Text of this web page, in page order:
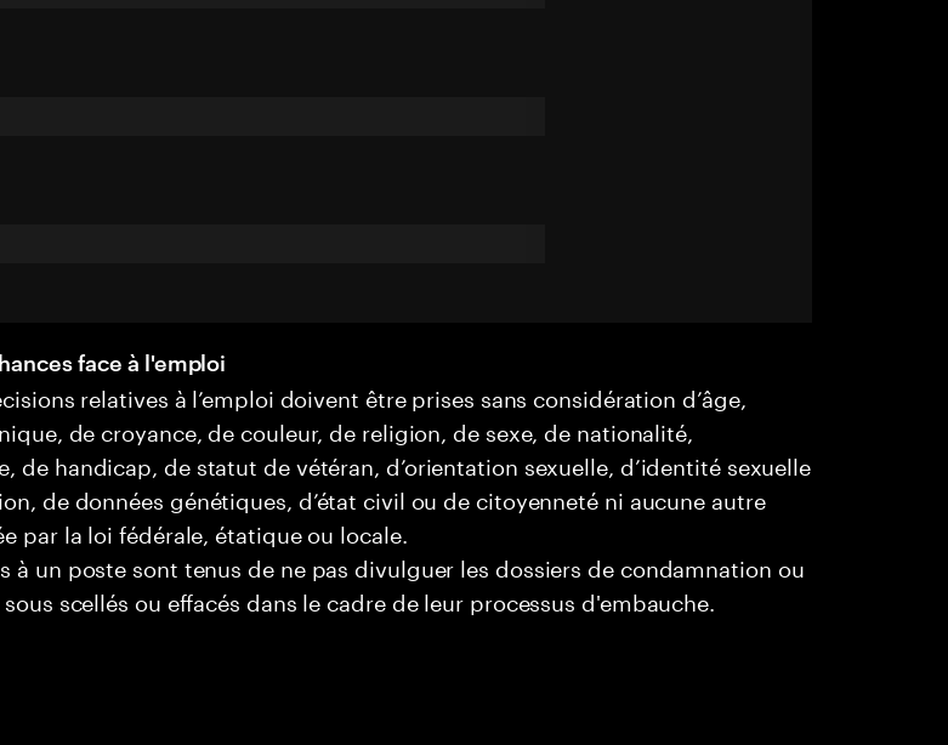
face à l'emploi
relatives à l’emploi doivent être prises sans considération d’âge,
de croyance, de couleur, de religion, de sexe, de nationalité,
de handicap, de statut de vétéran, d’orientation sexuelle, d’identité sexuelle
de données génétiques, d’état civil ou de citoyenneté ni aucune autre
par la loi fédérale, étatique ou locale.
à un poste sont tenus de ne pas divulguer les dossiers de condamnation ou
scellés ou effacés dans le cadre de leur processus d'embauche.